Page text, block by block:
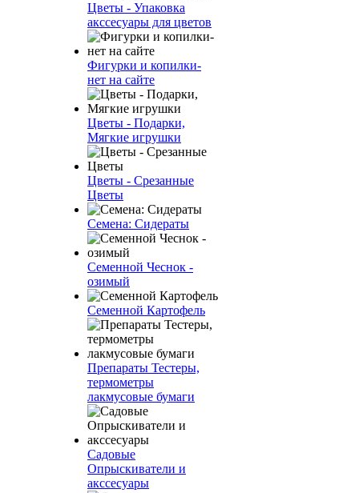
Цветы - Упаковка
акссесуары для цветов
Фигурки и копилки-
нет на сайте
Цветы - Подарки,
Мягкие игрушки
Цветы - Срезанные
Цветы
Семена: Сидераты
Семенной Чеснок -
озимый
Семенной Картофель
Препараты Тестеры,
термометры
лакмусовые бумаги
Садовые
Опрыскиватели и
акссесуары